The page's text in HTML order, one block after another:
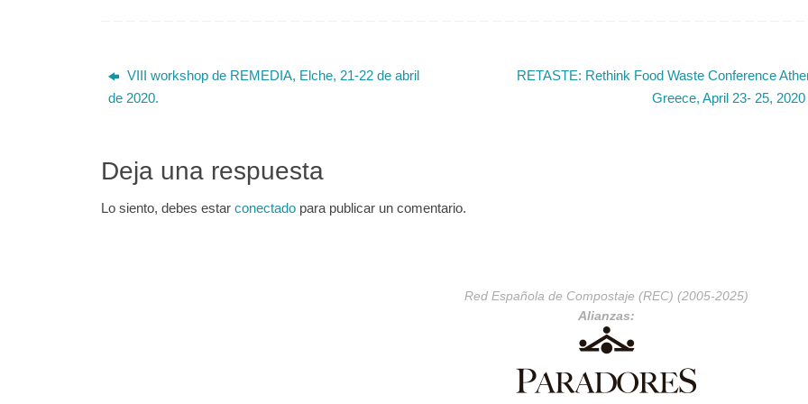
VIII workshop de REMEDIA, Elche, 21-22 de abril
de 2020.
RETASTE: Rethink Food Waste Conference
Greece, April 23- 25, 2020
Deja una respuesta
Lo siento, debes estar conectado para publicar un comentario.
Red Española de Compostaje (REC) (2005-2025)
Alianzas: